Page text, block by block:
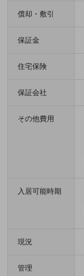
償却・敷引
保証金
住宅保険
保証会社
その他費用
入居可能時期
現況
管理